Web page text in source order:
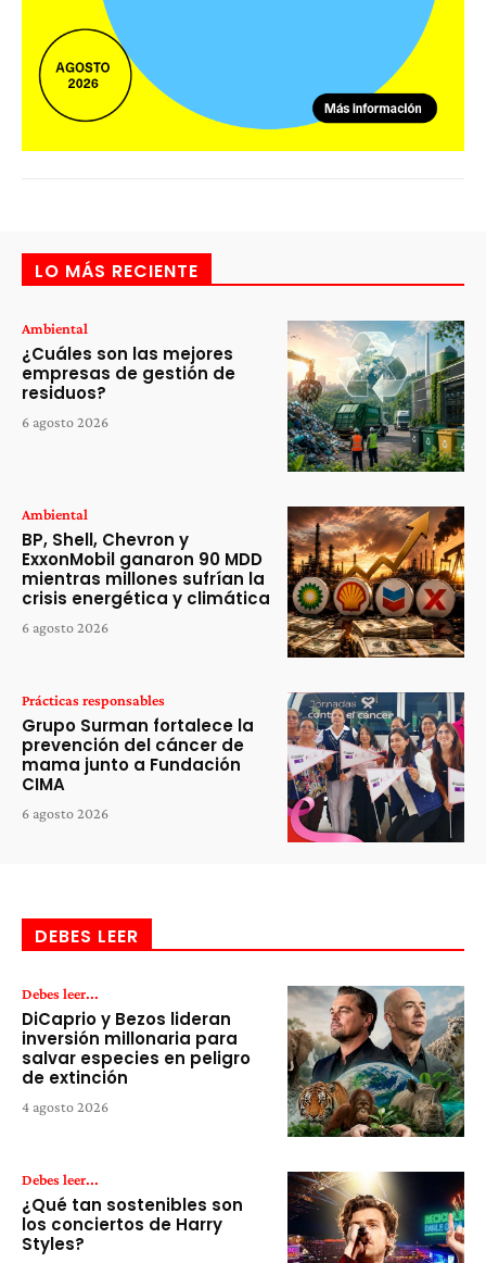
LO MÁS RECIENTE
Ambiental
¿Cuáles son las mejores
empresas de gestión de
residuos?
6 agosto 2026
Ambiental
BP, Shell, Chevron y
ExxonMobil ganaron 90 MDD
mientras millones sufrían la
crisis energética y climática
6 agosto 2026
Prácticas responsables
Grupo Surman fortalece la
prevención del cáncer de
mama junto a Fundación
CIMA
6 agosto 2026
DEBES LEER
Debes leer...
DiCaprio y Bezos lideran
inversión millonaria para
salvar especies en peligro
de extinción
4 agosto 2026
Debes leer...
¿Qué tan sostenibles son
los conciertos de Harry
Styles?